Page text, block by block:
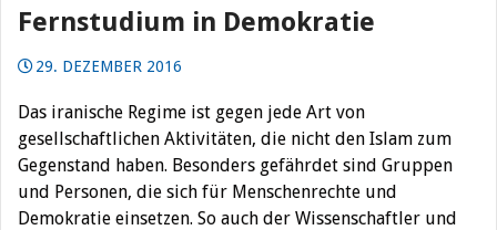
Fernstudium in Demokratie
29. DEZEMBER 2016
Das iranische Regime ist gegen jede Art von
gesellschaftlichen Aktivitäten, die nicht den Islam zum
Gegenstand haben. Besonders gefährdet sind Gruppen
und Personen, die sich für Menschenrechte und
Demokratie einsetzen. So auch der Wissenschaftler und